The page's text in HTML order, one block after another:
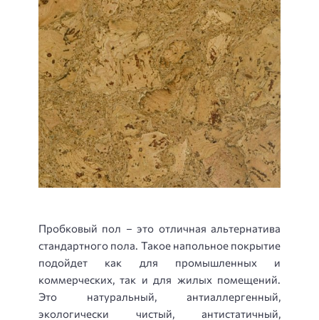
Пробковый пол – это отличная альтернатива
стандартного пола. Такое напольное покрытие
подойдет как для промышленных и
коммерческих, так и для жилых помещений.
Это натуральный, антиаллергенный,
экологически чистый, антистатичный,